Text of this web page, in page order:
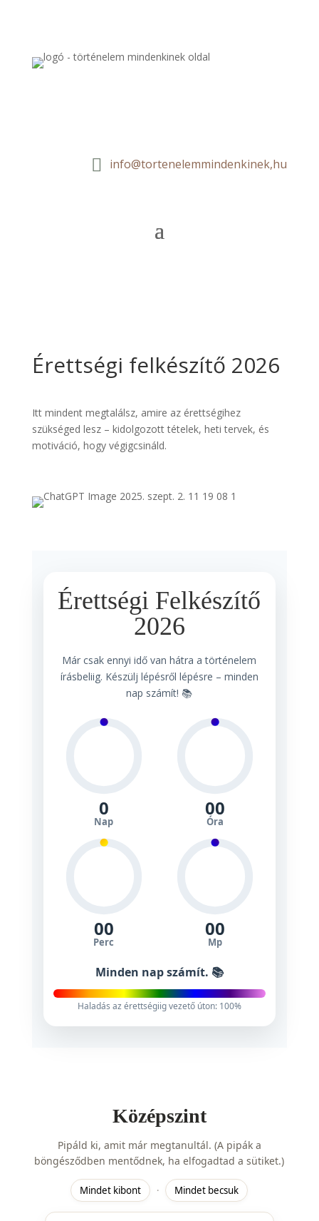
 info@tortenelemmindenkinek,hu
Érettségi felkészítő 2026
Itt mindent megtalálsz, amire az érettségihez
szükséged lesz – kidolgozott tételek, heti tervek, és
motiváció, hogy végigcsináld.
Érettségi Felkészítő
2026
Már csak ennyi idő van hátra a történelem
írásbeliig. Készülj lépésről lépésre – minden
nap számít! 📚
0
Nap
00
Óra
00
Perc
00
Mp
Haladás az érettségiig vezető úton: 100%
Középszint
Pipáld ki, amit már megtanultál. (A pipák a
böngésződben mentődnek, ha elfogadtad a sütiket.)
Mindet kibont · Mindet becsuk